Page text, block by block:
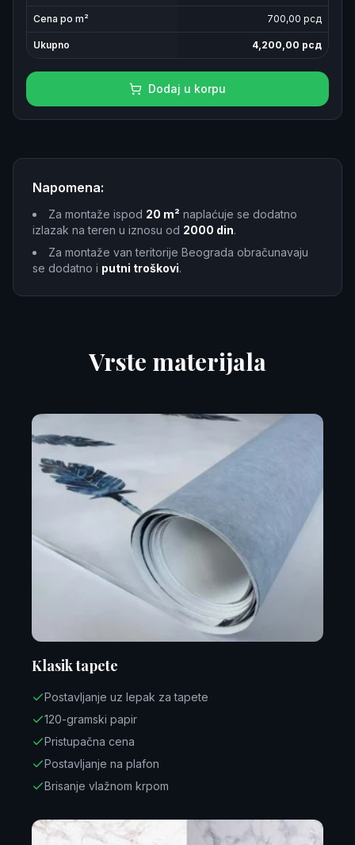
Cena po m² 700,00 рсд
Ukupno 4,200,00 рсд
Dodaj u korpu
Napomena:
Za montaže ispod 20 m² naplaćuje se dodatno
izlazak na teren u iznosu od 2000 din.
Za montaže van teritorije Beograda obračunavaju
se dodatno i putni troškovi.
Vrste materijala
Klasik tapete
Postavljanje uz lepak za tapete
120-gramski papir
Pristupačna cena
Postavljanje na plafon
Brisanje vlažnom krpom